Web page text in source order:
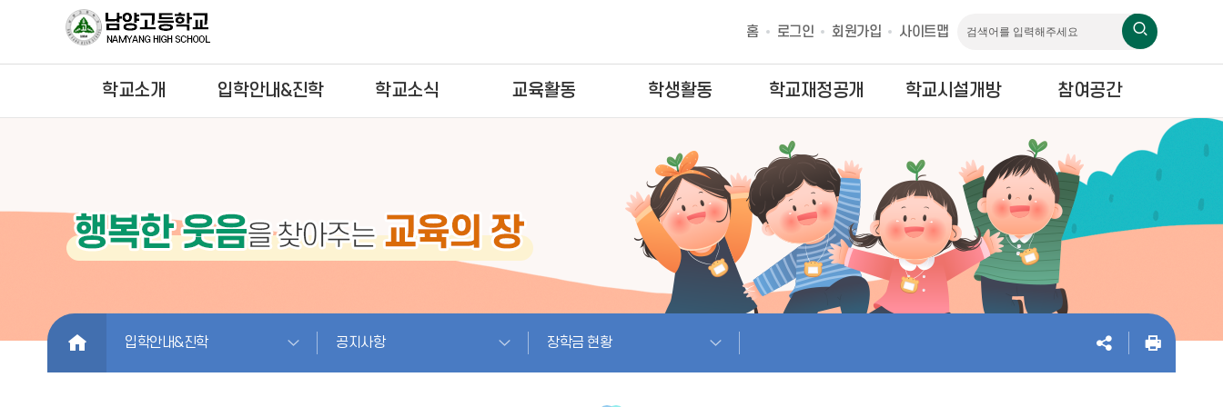
홈 로그인 회원가입 사이트맵
학교소개 입학안내&진학 학교소식 교육활동 학생활동 학교재정공개 학교시설개방 참여공간
HOME 입학안내&진학 공지사항 장학금 현황